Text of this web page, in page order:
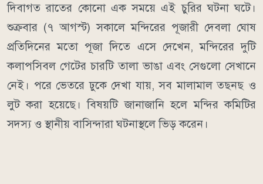
দিবাগত রাতের কোনো এক সময়ে এই চুরির ঘটনা ঘটে।
শুক্রবার (৭ আগস্ট) সকালে মন্দিরের পূজারী দেবলা ঘোষ
প্রতিদিনের মতো পূজা দিতে এসে দেখেন, মন্দিরের দুটি
কলাপসিবল গেটের চারটি তালা ভাঙা এবং সেগুলো সেখানে
নেই। পরে ভেতরে ঢুকে দেখা যায়, সব মালামাল তছনছ ও
লুট করা হয়েছে। বিষয়টি জানাজানি হলে মন্দির কমিটির
সদস্য ও স্থানীয় বাসিন্দারা ঘটনাস্থলে ভিড় করেন।